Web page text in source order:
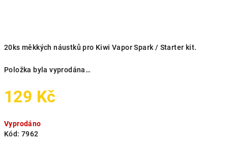
20ks měkkých náustků pro Kiwi Vapor Spark / Starter kit.
Položka byla vyprodána…
129 Kč
cena:
Vyprodáno
Kód: 7962